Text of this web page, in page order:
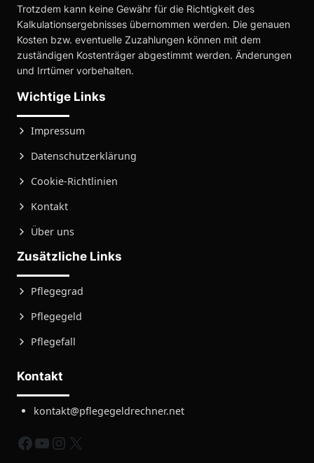
Trotzdem kann keine Gewähr für die Richtigkeit des
Kalkulationsergebnisses übernommen werden. Die genauen
Kosten bzw. eventuelle Zuzahlungen können mit dem
zuständigen Kostenträger abgestimmt werden. Änderungen
und Irrtümer vorbehalten.
Wichtige Links
Impressum
Datenschutzerklärung
Cookie-Richtlinien
Kontakt
Über uns
Zusätzliche Links
Pflegegrad
Pflegegeld
Pflegefall
Kontakt
kontakt@pflegegeldrechner.net
fb yt instagram X